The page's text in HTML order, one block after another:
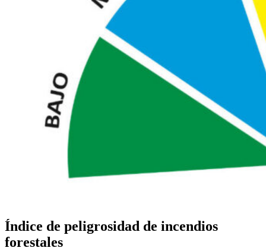
Índice de peligrosidad de incendios
forestales